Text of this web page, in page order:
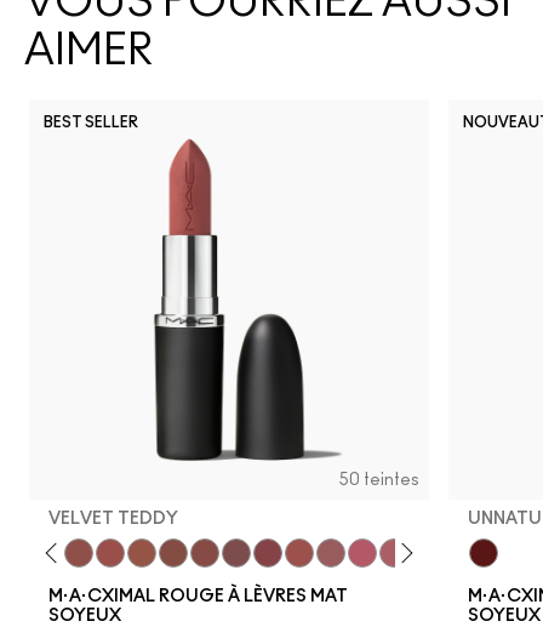
AIMER
BEST SELLER
50 teintes
VELVET TEDDY
Mull It To The Max
Warm Teddy
WhirlSoarTwig Twist
M·A·CXIMAL ROUGE À LÈVRES MAT
SOYEUX